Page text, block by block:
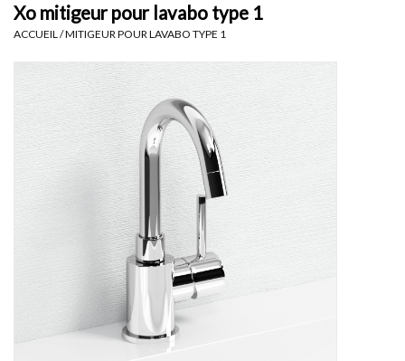
Ensembles de lave-mains
Lave-mains
Toilettes
Robinets & vidanges
Accessoires de salle de bain
Xo mitigeur pour lavabo type 1
ACCUEIL /MITIGEUR POUR LAVABO TYPE 1